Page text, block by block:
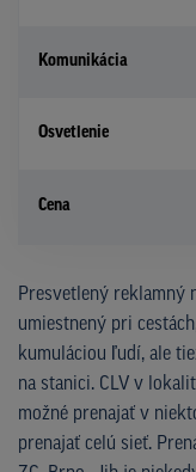
Komunikácia
Osvetlenie
Cena
Presvetlený reklamný
umiestnený pri
kumuláciou ľudí, ale
na stanici. CLV v
možné prenajať v
prenajať celú sieť.